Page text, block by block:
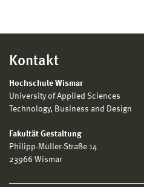
Kontakt
Hochschule Wismar
University of Applied Sciences
Technology, Business and Design
Fakultät Gestaltung
Philipp-Müller-Straße 14
23966 Wismar